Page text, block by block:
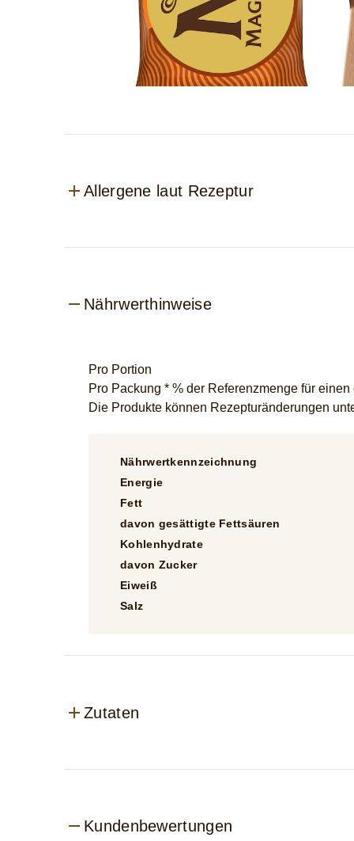
Allergene laut Rezeptur
Nährwerthinweise
Pro Portion
Pro Packung * % der Referenzmenge für
Die Produkte können Rezepturänderungen
Nährwertkennzeichnung
Energie
Fett
davon gesättigte Fettsäuren
Kohlenhydrate
davon Zucker
Eiweiß
Salz
Zutaten
Kundenbewertungen